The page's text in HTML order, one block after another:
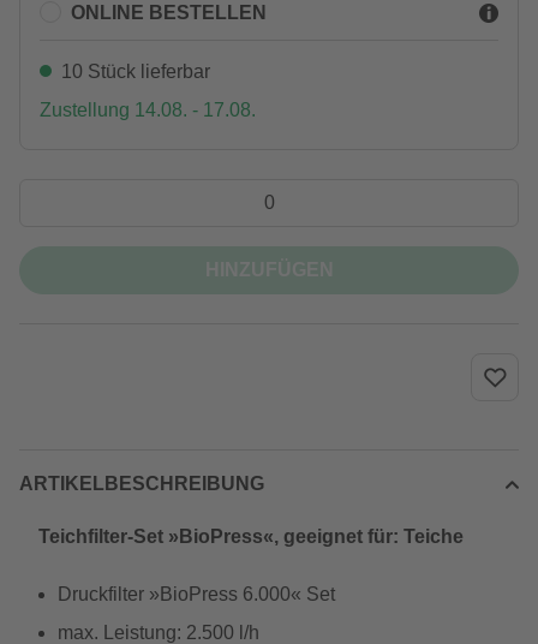
ONLINE BESTELLEN
10 Stück lieferbar
Zustellung 14.08. - 17.08.
ARTIKELBESCHREIBUNG
Teichfilter-Set »BioPress«, geeignet für: Teiche
Druckfilter »BioPress 6.000« Set
max. Leistung: 2.500 l/h